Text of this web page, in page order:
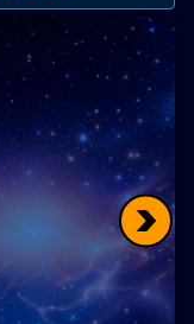
>